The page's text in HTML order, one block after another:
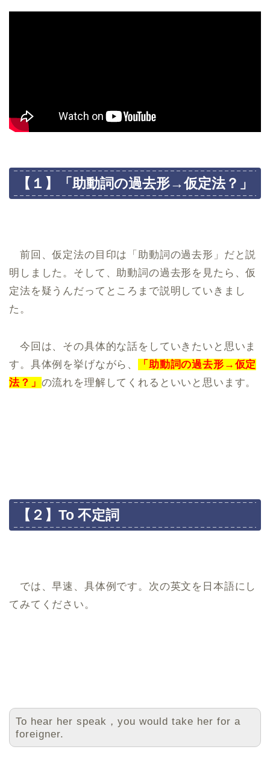
【１】「助動詞の過去形→仮定法？」
前回、仮定法の目印は「助動詞の過去形」だと説
明しました。そして、助動詞の過去形を見たら、仮
定法を疑うんだってところまで説明していきまし
た。
今回は、その具体的な話をしていきたいと思いま
す。具体例を挙げながら、
「助動詞の過去形→仮定
法？」 の流れを理解してくれるといいと思います。
【２】To 不定詞
では、早速、具体例です。次の英文を日本語にし
てみてください。
To hear her speak，you would take her for a
foreigner.